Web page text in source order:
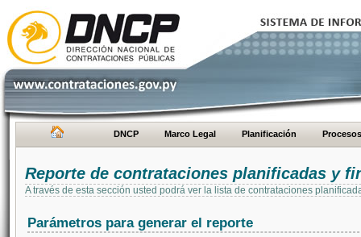
DNCP Marco Legal Planificación Procesos
Reporte de contrataciones planificadas y
A través de esta sección usted podrá ver la lista de contrataciones
Parámetros para generar el reporte